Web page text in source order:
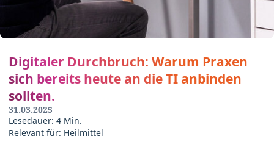
Digitaler Durchbruch: Warum Praxen
sich bereits heute an die TI anbinden
sollten.
31.03.2025
Lesedauer: 4 Min.
Relevant für: Heilmittel